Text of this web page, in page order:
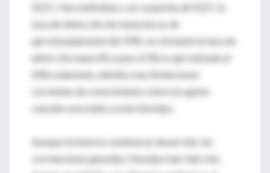
SQTL. Para individuos con sospecha de SQTL la
tasa de detección de mutación es de
aproximadamente del 70%; no obstante la tasa de
detección específica para el SB es aproximada al
20% solamente, debido a las limitaciones
corrientes de conocimiento sobre los genes
causales asociados a este fenotipo.
Aunque la historia continúa en desarrollo, las
correlaciones genotipo-fenotipo han sido más